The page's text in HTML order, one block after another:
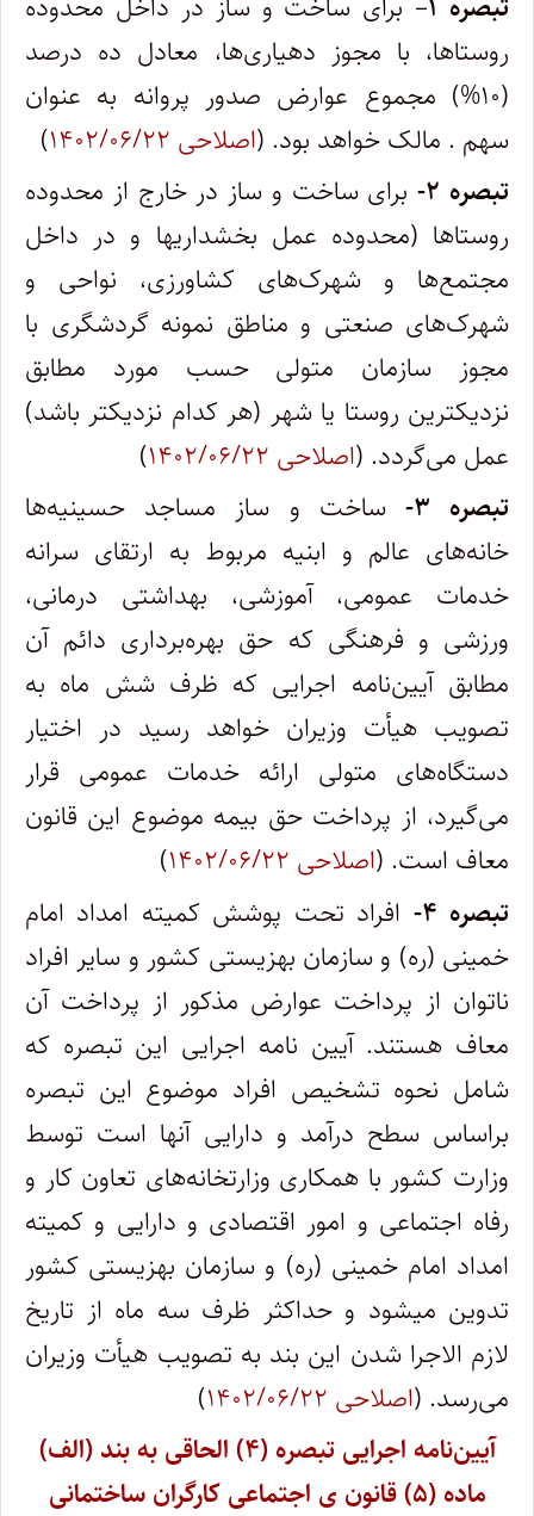
روستاها، با مجوز دهیاری‌ها، معادل ده درصد
(۱۰%) مجموع عوارض صدور پروانه به عنوان
سهم . مالک خواهد بود. (اصلاحی ۱۴۰۲/۰۶/۲۲
)
تبصره ۲-
برای ساخت و ساز در خارج از محدوده
روستاها (محدوده عمل بخشداریها و در داخل
مجتمع‌ها و شهرک‌های کشاورزی، نواحی و
شهرک‌های صنعتی و مناطق نمونه گردشگری با
مجوز سازمان متولی حسب مورد مطابق
نزدیکترین روستا یا شهر (هر کدام نزدیکتر باشد)
عمل می‌گردد. (اصلاحی ۱۴۰۲/۰۶/۲۲
)
تبصره ۳-
ساخت و ساز مساجد حسینیه‌ها
خانه‌های عالم و ابنیه مربوط به ارتقای سرانه
خدمات عمومی، آموزشی، بهداشتی درمانی،
ورزشی و فرهنگی که حق بهره‌برداری دائم آن
مطابق آیین‌نامه اجرایی که ظرف شش ماه به
تصویب هیأت وزیران خواهد رسید در اختیار
دستگاه‌های متولی ارائه خدمات عمومی قرار
می‌گیرد، از پرداخت حق بیمه موضوع این قانون
معاف است. (اصلاحی ۱۴۰۲/۰۶/۲۲
)
تبصره ۴-
افراد تحت پوشش کمیته امداد امام
خمینی (ره) و سازمان بهزیستی کشور و سایر افراد
ناتوان از پرداخت عوارض مذکور از پرداخت آن
معاف هستند. آیین نامه اجرایی این تبصره که
شامل نحوه تشخیص افراد موضوع این تبصره
براساس سطح درآمد و دارایی آنها است توسط
وزارت کشور با همکاری وزارتخانه‌های تعاون کار و
رفاه اجتماعی و امور اقتصادی و دارایی و کمیته
امداد امام خمینی (ره) و سازمان بهزیستی کشور
تدوین میشود و حداکثر ظرف سه ماه از تاریخ
لازم الاجرا شدن این بند به تصویب هیأت وزیران
می‌رسد. (اصلاحی ۱۴۰۲/۰۶/۲۲
)
آیین‌نامه اجرایی تبصره (۴) الحاقی به بند (الف)
ماده (۵) قانون ی اجتماعی کارگران ساختمانی